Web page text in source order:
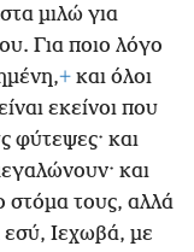
μιλώ για
Για ποιο λόγο
+ και όλοι
εκείνοι που
φύτεψες· και
και
στόμα τους, αλλά
εσύ, Ιεχωβά, με